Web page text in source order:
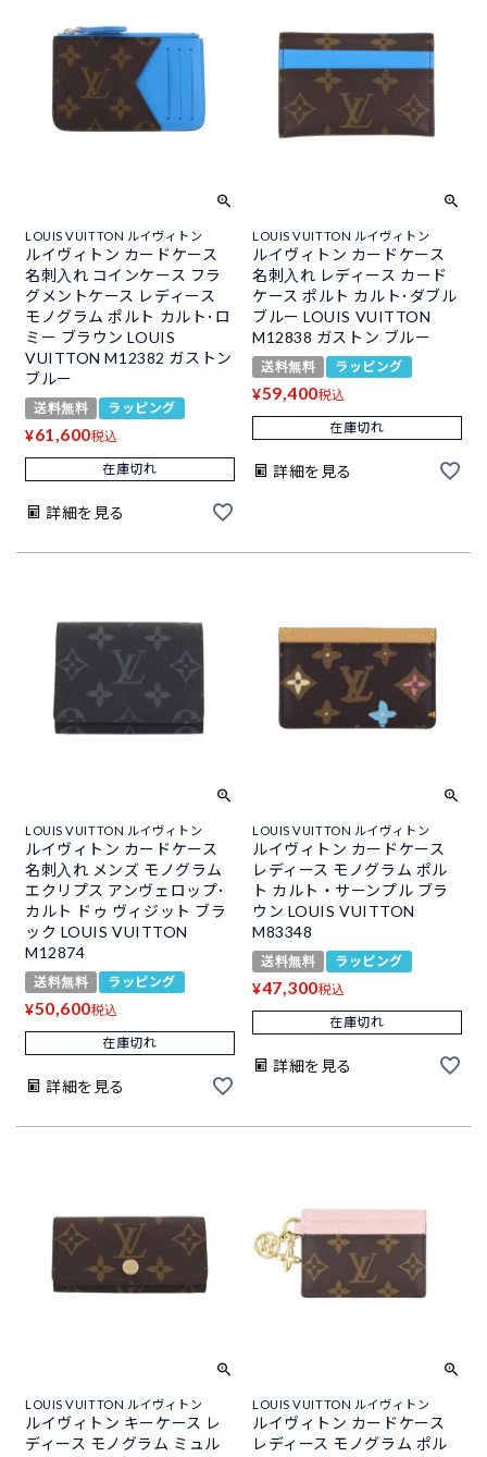
LOUIS VUITTON ルイヴィトン
ルイヴィトン カードケース
名刺入れ コインケース フラ
グメントケース レディース
モノグラム ポルト カルト･ロ
ミー ブラウン LOUIS
VUITTON M12382 ガストン
ブルー
送料無料 ラッピング
¥61,600税込
在庫切れ
詳細を見る
LOUIS VUITTON ルイヴィトン
ルイヴィトン カードケース
名刺入れ レディース カード
ケース ポルト カルト･ダブル
ブルー LOUIS VUITTON
M12838 ガストン ブルー
送料無料 ラッピング
¥59,400税込
在庫切れ
詳細を見る
LOUIS VUITTON ルイヴィトン
ルイヴィトン カードケース
名刺入れ メンズ モノグラム
エクリプス アンヴェロップ･
カルト ドゥ ヴィジット ブラ
ック LOUIS VUITTON
M12874
送料無料 ラッピング
¥50,600税込
在庫切れ
詳細を見る
LOUIS VUITTON ルイヴィトン
ルイヴィトン カードケース
レディース モノグラム ポル
ト カルト・サーンプル ブラ
ウン LOUIS VUITTON
M83348
送料無料 ラッピング
¥47,300税込
在庫切れ
詳細を見る
LOUIS VUITTON ルイヴィトン
ルイヴィトン キーケース レ
ディース モノグラム ミュル
LOUIS VUITTON ルイヴィトン
ルイヴィトン カードケース
レディース モノグラム ポル